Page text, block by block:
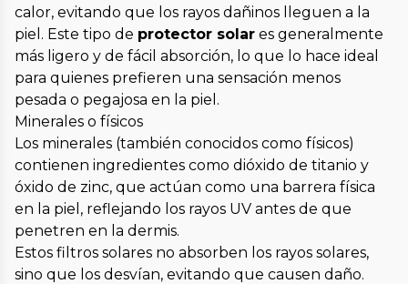
calor, evitando que los rayos dañinos lleguen a la
piel. Este tipo de protector solar es generalmente
más ligero y de fácil absorción, lo que lo hace ideal
para quienes prefieren una sensación menos
pesada o pegajosa en la piel.
Minerales o físicos
Los minerales (también conocidos como físicos)
contienen ingredientes como dióxido de titanio y
óxido de zinc, que actúan como una barrera física
en la piel, reflejando los rayos UV antes de que
penetren en la dermis.
Estos filtros solares no absorben los rayos solares,
sino que los desvían, evitando que causen daño.